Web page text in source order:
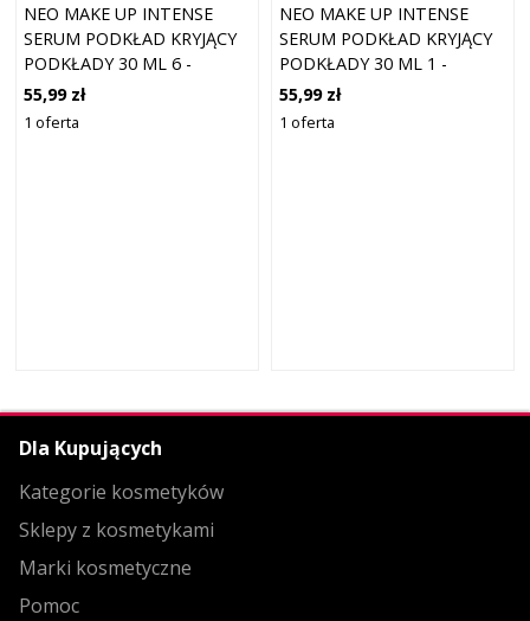
NEO MAKE UP INTENSE
SERUM PODKŁAD KRYJĄCY
PODKŁADY 30 ML 6 -
CARMEL
55,99 zł
1 oferta
NEO MAKE UP INTENSE
SERUM PODKŁAD KRYJĄCY
PODKŁADY 30 ML 1 -
PORCELAIN
55,99 zł
1 oferta
Dla Kupujących
Kategorie kosmetyków
Sklepy z kosmetykami
Marki kosmetyczne
Pomoc